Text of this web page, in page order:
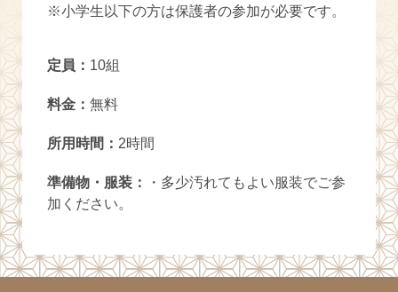
※小学生以下の方は保護者の参加が必要です。
定員： 10組
料金： 無料
所用時間： 2時間
準備物・服装：
・多少汚れてもよい服装でご参
加ください。